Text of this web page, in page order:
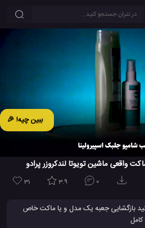
ببین چیه! 🎉
واقعی ماشین تویوتا لندکروزر پرادو
31 3.9 0
بازگشایی جعبه یک مدل و یا ماکت خاص